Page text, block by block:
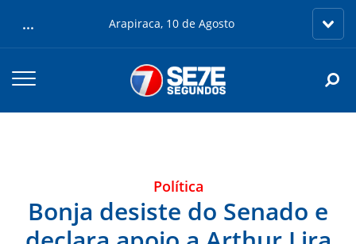
... Arapiraca, 10 de Agosto
Política
Bonja desiste do Senado e